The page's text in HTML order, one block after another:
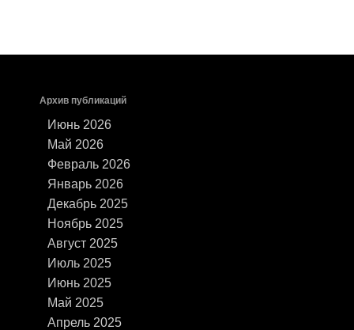
Архив публикаций
Июнь 2026
Май 2026
Февраль 2026
Январь 2026
Декабрь 2025
Ноябрь 2025
Август 2025
Июль 2025
Июнь 2025
Май 2025
Апрель 2025